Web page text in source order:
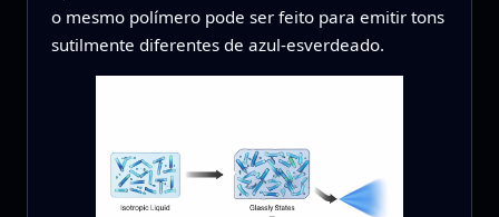
o mesmo polímero pode ser feito para emitir tons
sutilmente diferentes de azul-esverdeado.